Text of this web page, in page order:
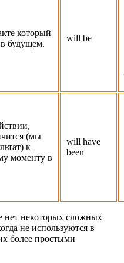
который
будущем.
will be
(мы
к
моменту в
will have
been
нет некоторых сложных
не используются в
более простыми